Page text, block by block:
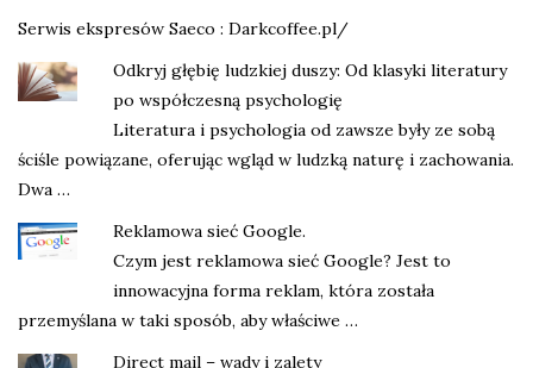
Serwis ekspresów Saeco : Darkcoffee.pl/
Odkryj głębię ludzkiej duszy: Od klasyki literatury
po współczesną psychologię
Literatura i psychologia od zawsze były ze sobą
ściśle powiązane, oferując wgląd w ludzką naturę i zachowania.
Dwa …
Reklamowa sieć Google.
Czym jest reklamowa sieć Google? Jest to
innowacyjna forma reklam, która została
przemyślana w taki sposób, aby właściwe …
Direct mail – wady i zalety